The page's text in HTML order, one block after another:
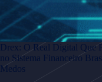
Drex: O Real Digital Que
no Sistema Financeiro
Medos